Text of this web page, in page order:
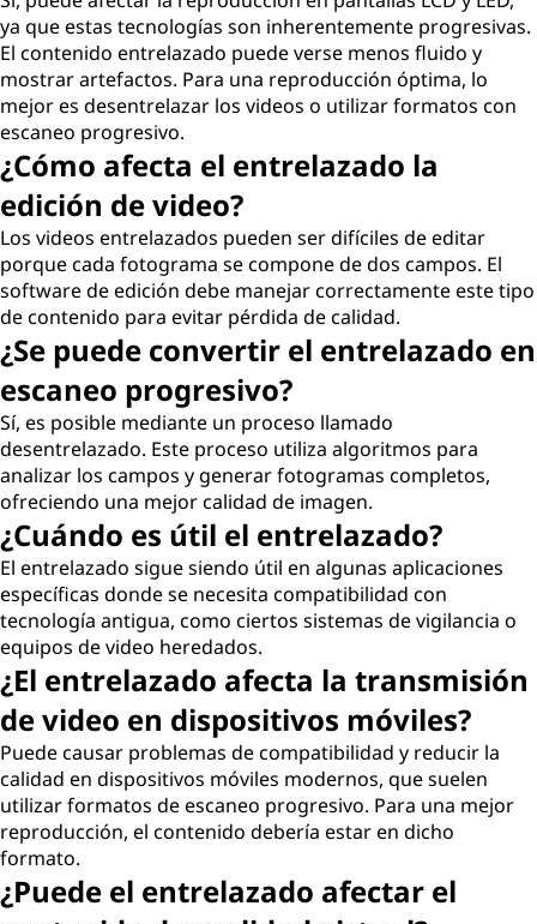
ya que estas tecnologías son inherentemente progresivas.
El contenido entrelazado puede verse menos fluido y
mostrar artefactos. Para una reproducción óptima, lo
mejor es desentrelazar los videos o utilizar formatos con
escaneo progresivo.
¿Cómo afecta el entrelazado la
edición de video?
Los videos entrelazados pueden ser difíciles de editar
porque cada fotograma se compone de dos campos. El
software de edición debe manejar correctamente este tipo
de contenido para evitar pérdida de calidad.
¿Se puede convertir el entrelazado en
escaneo progresivo?
Sí, es posible mediante un proceso llamado
desentrelazado. Este proceso utiliza algoritmos para
analizar los campos y generar fotogramas completos,
ofreciendo una mejor calidad de imagen.
¿Cuándo es útil el entrelazado?
El entrelazado sigue siendo útil en algunas aplicaciones
específicas donde se necesita compatibilidad con
tecnología antigua, como ciertos sistemas de vigilancia o
equipos de video heredados.
¿El entrelazado afecta la transmisión
de video en dispositivos móviles?
Puede causar problemas de compatibilidad y reducir la
calidad en dispositivos móviles modernos, que suelen
utilizar formatos de escaneo progresivo. Para una mejor
reproducción, el contenido debería estar en dicho
formato.
¿Puede el entrelazado afectar el